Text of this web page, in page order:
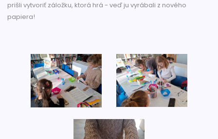
prišli vytvoriť záložku, ktorá hrá - veď ju vyrábali z nového
papiera!